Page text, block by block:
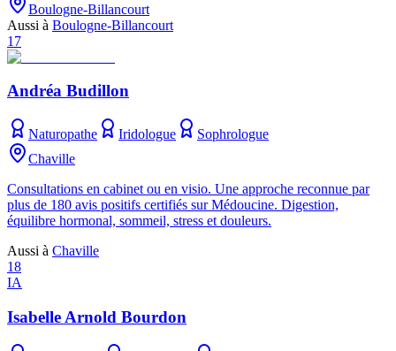
Boulogne-Billancourt
Aussi à Boulogne-Billancourt
17
Andréa Budillon
Naturopathe Iridologue
Sophrologue
Chaville
Consultations en cabinet ou en visio. Une approche reconnue par
plus de 180 avis positifs certifiés sur Médoucine. Digestion,
équilibre hormonal, sommeil, stress et douleurs.
Aussi à Chaville
18
IA
Isabelle Arnold Bourdon